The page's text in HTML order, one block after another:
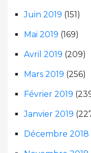
Juin 2019 (151)
Mai 2019 (169)
Avril 2019 (209)
Mars 2019 (256)
Février 2019
Janvier 2019
Décembre 2018